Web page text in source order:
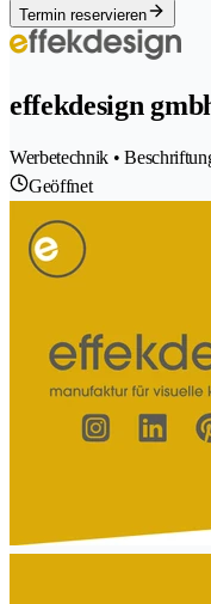
Termin reservieren
effekdesign
Werbetechnik •
Geöffnet